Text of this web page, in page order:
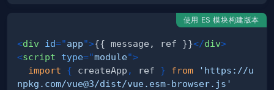
使用 ES 模块构建版本
<div id="app">{{ message, ref }}</div>
<script type="module">
import
{ createApp , ref } from
'https://u
npkg.com/vue@3/dist/vue.esm-browser.js'